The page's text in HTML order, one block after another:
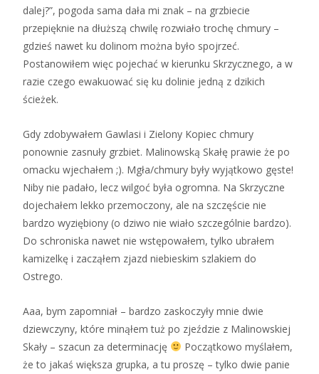
dalej?”, pogoda sama dała mi znak – na grzbiecie
przepięknie na dłuższą chwilę rozwiało trochę chmury –
gdzieś nawet ku dolinom można było spojrzeć.
Postanowiłem więc pojechać w kierunku Skrzycznego, a w
razie czego ewakuować się ku dolinie jedną z dzikich
ścieżek.
Gdy zdobywałem Gawlasi i Zielony Kopiec chmury
ponownie zasnuły grzbiet. Malinowską Skałę prawie że po
omacku wjechałem ;). Mgła/chmury były wyjątkowo gęste!
Niby nie padało, lecz wilgoć była ogromna. Na Skrzyczne
dojechałem lekko przemoczony, ale na szczęście nie
bardzo wyziębiony (o dziwo nie wiało szczególnie bardzo).
Do schroniska nawet nie wstępowałem, tylko ubrałem
kamizelkę i zacząłem zjazd niebieskim szlakiem do
Ostrego.
Aaa, bym zapomniał – bardzo zaskoczyły mnie dwie
dziewczyny, które minąłem tuż po zjeździe z Malinowskiej
Skały – szacun za determinację
Początkowo myślałem,
że to jakaś większa grupka, a tu proszę – tylko dwie panie